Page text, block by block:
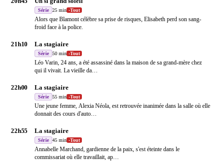
Série 25 min -Tout
Alors que Blamont célèbre sa prise de risques, Elisabeth perd son sang-
froid face à la police.
21h10 La stagiaire
Série 50 min -Tout
Léo Varin, 24 ans, a été assassiné dans la maison de sa grand-mère chez
qui il vivait. La vieille da…
22h00 La stagiaire
Série 55 min -Tout
Une jeune femme, Alexia Néola, est retrouvée inanimée dans la salle où elle
donnait des cours d'auto…
22h55 La stagiaire
Série 45 min -Tout
Annabelle Marchand, gardienne de la paix, s'est éteinte dans le
commissariat où elle travaillait, ap…